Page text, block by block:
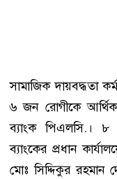
সামাজিক দায়বদ্ধতা
৬ জন রোগীকে আর্থিক
ব্যাংক পিএলসি.। ৮
ব্যাংকের প্রধান
মোঃ সিদ্দিকুর রহমান